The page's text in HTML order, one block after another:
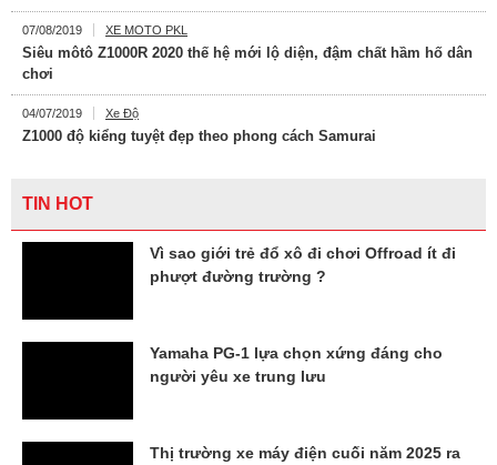
07/08/2019 XE MOTO PKL
Siêu môtô Z1000R 2020 thế hệ mới lộ diện, đậm chất hầm hố dân
chơi
04/07/2019 Xe Độ
Z1000 độ kiểng tuyệt đẹp theo phong cách Samurai
TIN HOT
Vì sao giới trẻ đổ xô đi chơi Offroad ít đi
phượt đường trường ?
Yamaha PG-1 lựa chọn xứng đáng cho
người yêu xe trung lưu
Thị trường xe máy điện cuối năm 2025 ra